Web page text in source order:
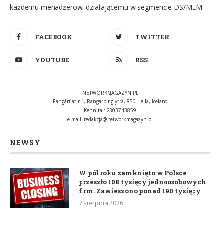
każdemu menadżerowi działającemu w segmencie DS/MLM.
FACEBOOK TWITTER
YOUTUBE RSS
NETWORKMAGAZYN.PL
Rangárflatir 4, Rangárþing ytra, 850 Hella, Iceland
Kennital: 2803743859
e-mail: redakcja@networkmagazyn.pl
NEWSY
W pół roku zamknięto w Polsce
przeszło 108 tysięcy jednoosobowych
firm. Zawieszono ponad 190 tysięcy
7 sierpnia 2026